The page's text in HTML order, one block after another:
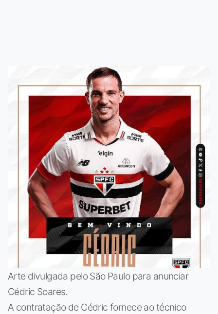
Arte divulgada pelo São Paulo para anunciar
Cédric Soares.
A contratação de Cédric fornece ao técnico